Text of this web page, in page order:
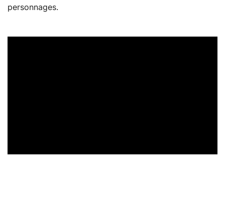
personnages.